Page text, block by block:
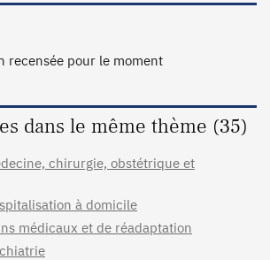
recensée pour le moment
dans le même thème (35)
chirurgie, obstétrique et
à domicile
médicaux et de réadaptation